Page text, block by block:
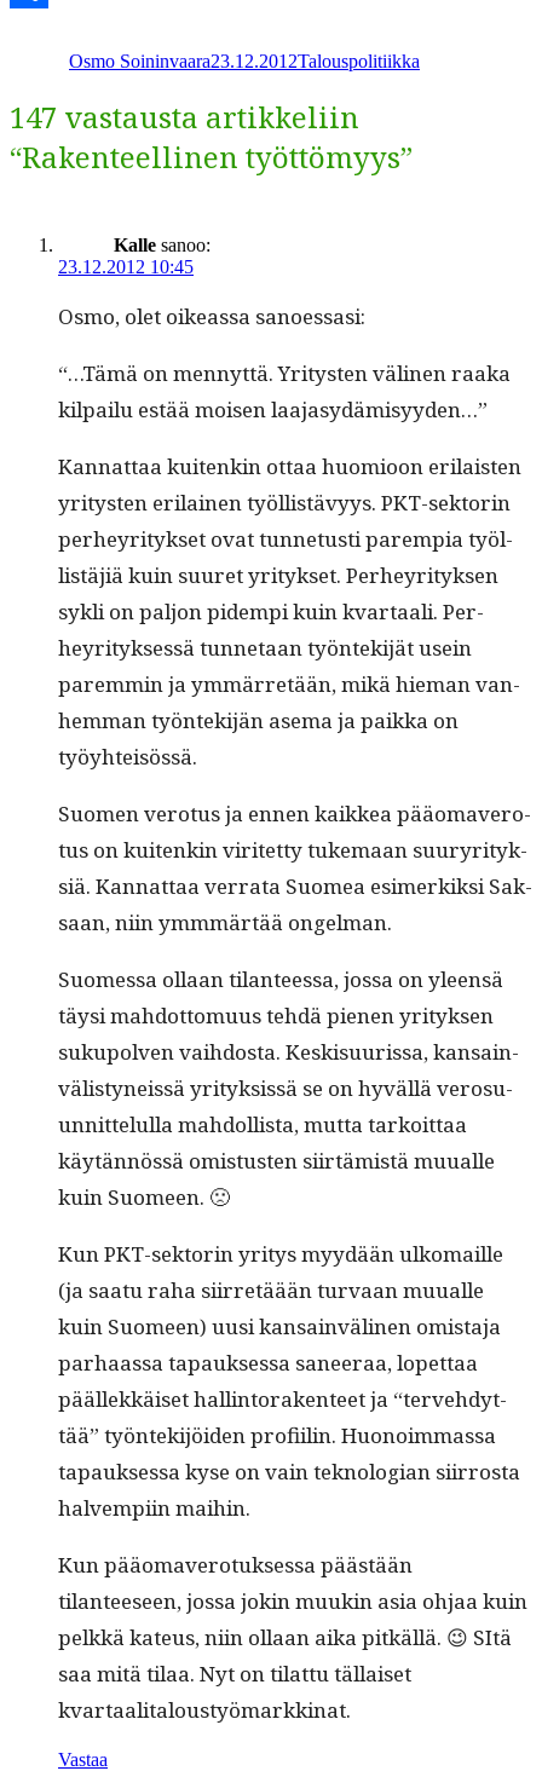
Osmo Soininvaara23.12.2012Talouspolitiikka
147 vastausta artikkeliin
“Rakenteellinen työttömyys”
Kalle sanoo:
23.12.2012 10:45
Osmo, olet oike­as­sa sanoessasi:
“…Tämä on men­nyt­tä. Yri­tys­ten väli­nen raa­ka
kil­pailu estää moi­sen laajasydämisyyden…”
Kan­nat­taa kuitenkin ottaa huomioon eri­lais­ten
yri­tys­ten eri­lainen työl­listävyys. PKT-sek­torin
per­heyri­tyk­set ovat tun­netusti parem­pia työl­
listäjiä kuin suuret yri­tyk­set. Per­heyri­tyk­sen
syk­li on paljon pidem­pi kuin kvar­taali. Per­
heyri­tyk­sessä tun­netaan työn­tek­i­jät usein
parem­min ja ymmär­retään, mikä hie­man van­
hem­man työn­tek­i­jän ase­ma ja paik­ka on
työyhteisössä.
Suomen vero­tus ja ennen kaikkea pääo­mavero­
tus on kuitenkin viritet­ty tuke­maan suuryri­tyk­
siä. Kan­nat­taa ver­ra­ta Suomea esimerkik­si Sak­
saan, niin ymm­märtää ongelman.
Suomes­sa ollaan tilanteessa, jos­sa on yleen­sä
täysi mah­dot­to­muus tehdä pienen yri­tyk­sen
sukupol­ven vai­h­dos­ta. Keskisu­uris­sa, kan­sain­
välistyneis­sä yri­tyk­sis­sä se on hyväl­lä vero­su­
un­nit­telul­la mah­dol­lista, mut­ta tarkoit­taa
käytän­nössä omis­tusten siirtämistä muualle
kuin Suomeen. 🙁
Kun PKT-sek­torin yri­tys myy­dään ulko­maille
(ja saatu raha siir­retäään tur­vaan muualle
kuin Suomeen) uusi kan­sain­vä­li­nen omis­ta­ja
parhaas­sa tapauk­ses­sa saneer­aa, lopet­taa
päällekkäiset hallintorak­en­teet ja “ter­ve­hdyt­
tää” työn­tek­i­jöi­den profi­ilin. Huonoim­mas­sa
tapauk­ses­sa kyse on vain teknolo­gian siir­rosta
halvem­pi­in maihin.
Kun pääo­mavero­tuk­ses­sa päästään
tilanteeseen, jos­sa jokin muukin asia ohjaa kuin
pelkkä kateus, niin ollaan aika pitkäl­lä. 😉 SItä
saa mitä tilaa. Nyt on tilat­tu täl­laiset
kvartaalitaloustyömarkkinat.
Vastaa